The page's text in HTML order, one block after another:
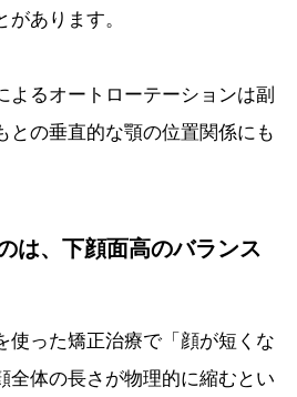
あります。
よるオートローテーションは副
との垂直的な顎の位置関係にも
は、下顔面高のバランス
使った矯正治療で「顔が短くな
全体の長さが物理的に縮むとい